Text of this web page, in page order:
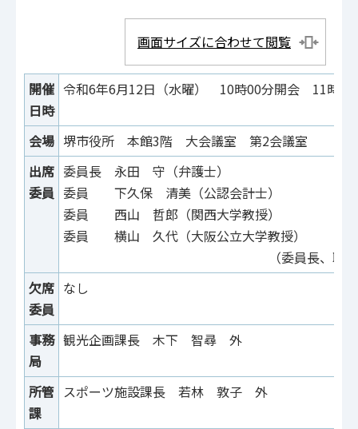
画面サイズに合わせて閲覧
開催
日時
令和6年6月12日（水曜） 10時00分開会 11時30
会場 堺市役所 本館3階 大会議室 第2会議室
出席
委員
委員長 永田 守（弁護士）
委員 下久保 清美（公認会計士）
委員 西山 哲郎（関西大学教授）
委員 横山 久代（大阪公立大学教授）
（委員長、職
欠席
委員
なし
事務
局
観光企画課長 木下 智尋 外
所管
課
スポーツ施設課長 若林 敦子 外